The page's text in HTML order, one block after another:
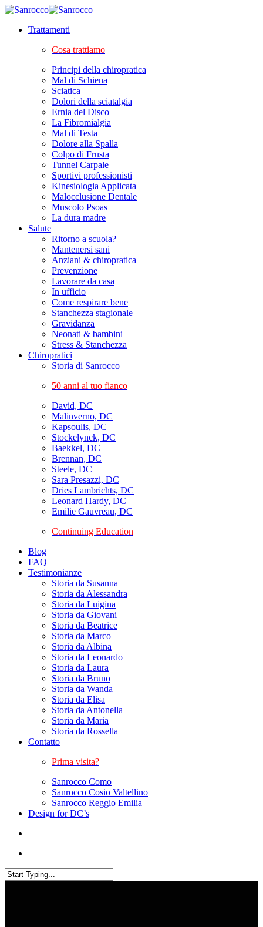
Trattamenti
Cosa trattiamo
Principi della chiropratica
Mal di Schiena
Sciatica
Dolori della sciatalgia
Ernia del Disco
La Fibromialgia
Mal di Testa
Dolore alla Spalla
Colpo di Frusta
Tunnel Carpale
Sportivi professionisti
Kinesiologia Applicata
Malocclusione Dentale
Muscolo Psoas
La dura madre
Salute
Ritorno a scuola?
Mantenersi sani
Anziani & chiropratica
Prevenzione
Lavorare da casa
In ufficio
Come respirare bene
Stanchezza stagionale
Gravidanza
Neonati & bambini
Stress & Stanchezza
Chiropratici
Storia di Sanrocco
50 anni al tuo fianco
David, DC
Malinverno, DC
Kapsoulis, DC
Stockelynck, DC
Baekkel, DC
Brennan, DC
Steele, DC
Sara Presazzi, DC
Dries Lambrichts, DC
Leonard Hardy, DC
Emilie Gauvreau, DC
Continuing Education
Blog
FAQ
Testimonianze
Storia da Susanna
Storia da Alessandra
Storia da Luigina
Storia da Giovani
Storia da Beatrice
Storia da Marco
Storia da Albina
Storia da Leonardo
Storia da Laura
Storia da Bruno
Storia da Wanda
Storia da Elisa
Storia da Antonella
Storia da Maria
Storia da Rossella
Contatto
Prima visita?
Sanrocco Como
Sanrocco Cosio Valtellino
Sanrocco Reggio Emilia
Design for DC’s